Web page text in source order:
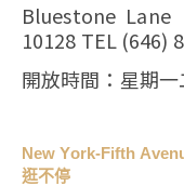
Bluestone
10128 TEL (646)
開放時間：星期
New York-Fifth
逛不停